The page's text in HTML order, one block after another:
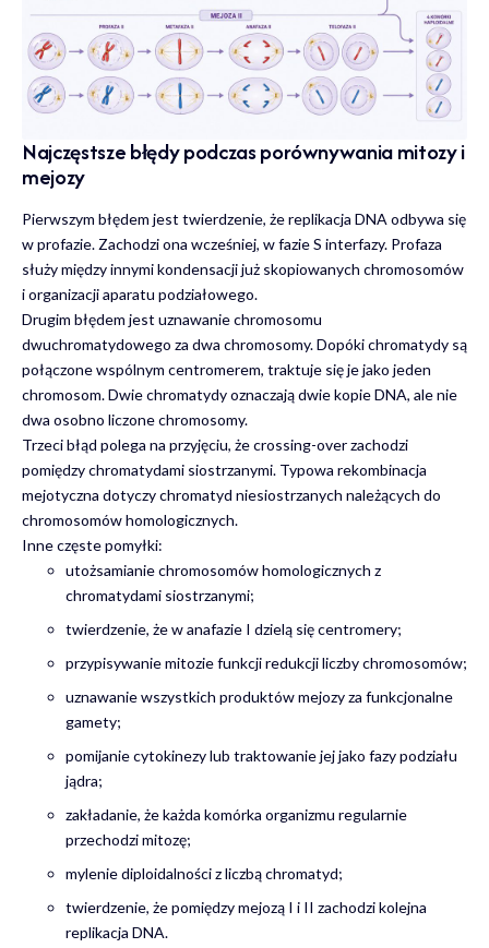
Najczęstsze błędy podczas porównywania mitozy i
mejozy
Pierwszym błędem jest twierdzenie, że replikacja DNA odbywa się
w profazie. Zachodzi ona wcześniej, w fazie S interfazy. Profaza
służy między innymi kondensacji już skopiowanych chromosomów
i organizacji aparatu podziałowego.
Drugim błędem jest uznawanie chromosomu
dwuchromatydowego za dwa chromosomy. Dopóki chromatydy są
połączone wspólnym centromerem, traktuje się je jako jeden
chromosom. Dwie chromatydy oznaczają dwie kopie DNA, ale nie
dwa osobno liczone chromosomy.
Trzeci błąd polega na przyjęciu, że crossing-over zachodzi
pomiędzy chromatydami siostrzanymi. Typowa rekombinacja
mejotyczna dotyczy chromatyd niesiostrzanych należących do
chromosomów homologicznych.
Inne częste pomyłki:
utożsamianie chromosomów homologicznych z
chromatydami siostrzanymi;
twierdzenie, że w anafazie I dzielą się centromery;
przypisywanie mitozie funkcji redukcji liczby chromosomów;
uznawanie wszystkich produktów mejozy za funkcjonalne
gamety;
pomijanie cytokinezy lub traktowanie jej jako fazy podziału
jądra;
zakładanie, że każda komórka organizmu regularnie
przechodzi mitozę;
mylenie diploidalności z liczbą chromatyd;
twierdzenie, że pomiędzy mejozą I i II zachodzi kolejna
replikacja DNA.